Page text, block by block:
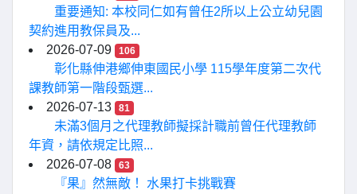
重要通知: 本校同仁如有曾任2所以上公立幼兒園
契約進用教保員及...
2026-07-09
106
彰化縣伸港鄉伸東國民小學 115學年度第二次代
課教師第一階段甄選...
2026-07-13
81
未滿3個月之代理教師擬採計職前曾任代理教師
年資，請依規定比照...
2026-07-08
63
『果』然無敵！ 水果打卡挑戰賽